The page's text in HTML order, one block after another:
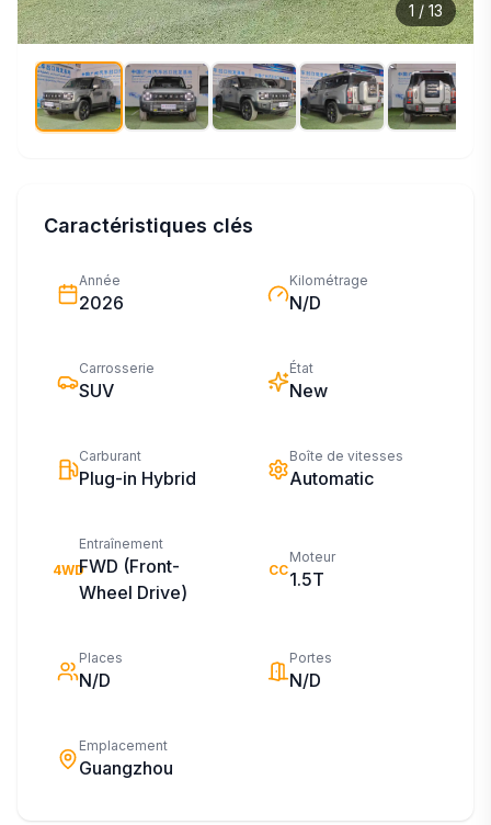
1 / 13
Caractéristiques clés
Année
2026
Kilométrage
N/D
Carrosserie
SUV
État
New
Carburant
Plug-in Hybrid
Boîte de vitesses
Automatic
4WD
Entraînement
FWD (Front-
Wheel Drive)
CC
Moteur
1.5T
Places
N/D
Portes
N/D
Emplacement
Guangzhou